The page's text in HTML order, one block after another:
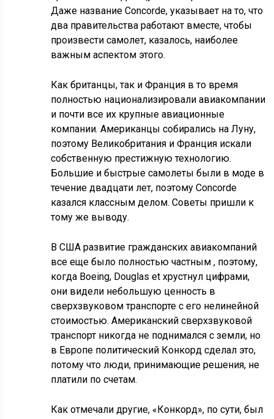
Даже название Concorde, указывает на то, что
два правительства работают вместе, чтобы
произвести самолет, казалось, наиболее
важным аспектом этого.
Как британцы, так и Франция в то время
полностью национализировали авиакомпании
и почти все их крупные авиационные
компании. Американцы собирались на Луну,
поэтому Великобритания и Франция искали
собственную престижную технологию.
Большие и быстрые самолеты были в моде в
течение двадцати лет, поэтому Concorde
казался классным делом. Советы пришли к
тому же выводу.
В США развитие гражданских авиакомпаний
все еще было полностью частным , поэтому,
когда Boeing, Douglas et хрустнул цифрами,
они видели небольшую ценность в
сверхзвуковом транспорте с его нелинейной
стоимостью. Американский сверхзвуковой
транспорт никогда не поднимался с земли, но
в Европе политический Конкорд сделал это,
потому что люди, принимающие решения, не
платили по счетам.
Как отмечали другие, «Конкорд», по сути, был